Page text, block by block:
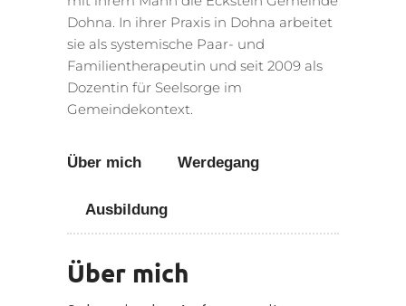
Dohna. In ihrer Praxis in Dohna arbeitet
sie als systemische Paar- und
Familientherapeutin und seit 2009 als
Dozentin für Seelsorge im
Gemeindekontext.
Über mich Werdegang
Ausbildung
Über mich